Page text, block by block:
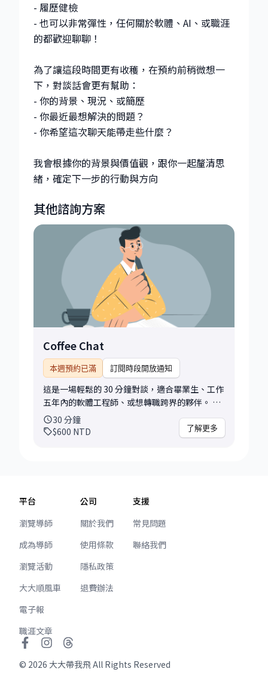
- 履歷健檢
- 也可以非常彈性，任何關於軟體、AI、或職涯
的都歡迎聊聊！
為了讓這段時間更有收穫，在預約前稍微想一
下，對談話會更有幫助：
- 你的背景、現況、或簡歷
- 你最近最想解決的問題？
- 你希望這次聊天能帶走些什麼？
我會根據你的背景與價值觀，跟你一起釐清思
其他諮詢方案
Coffee Chat
本週預約已滿 訂閱時段開放通知
這是一場輕鬆的 30 分鐘對談，適合畢業生、工作
五年內的軟體工程師、或想轉職跨界的夥伴。 主
題可以是： - 軟體工程在職場的發揮 - 對 AI 在職
場或 side project 的運用 - 不同類別公司的選擇 -
履歷健檢 - 也可以非常彈性，任何關於軟體、
的問題？ - 你希望這次聊天能帶走些什麼？ 我會
根據你的背景與價值觀，跟你一起釐清思緒，確
定下一步的行動與方向
30 分鐘
$600 NTD 了解更多
平台
瀏覽導師
成為導師
瀏覽活動
大大順風車
電子報
職涯文章
公司
關於我們
使用條款
隱私政策
退費辦法
支援
常見問題
聯絡我們
© 2026 大大帶我飛 All Rights Reserved